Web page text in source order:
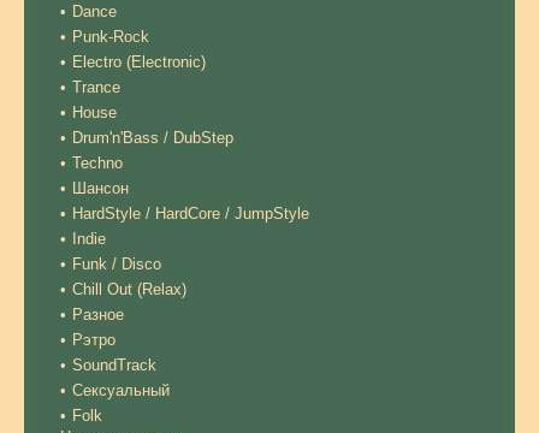
Dance
Punk-Rock
Electro (Electronic)
Trance
House
Drum'n'Bass / DubStep
Techno
Шансон
HardStyle / HardCore / JumpStyle
Indie
Funk / Disco
Chill Out (Relax)
Разное
Рэтро
SoundTrack
Сексуальный
Folk